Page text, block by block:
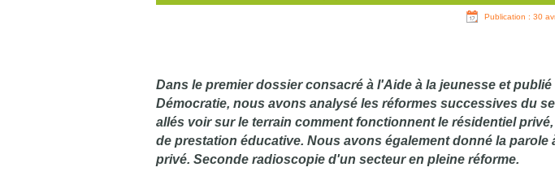
Publication : 30
Dans le premier dossier consacré à l'Aide à la jeunesse et
Démocratie, nous avons analysé les réformes successives du
allés voir sur le terrain comment fonctionnent le résidentiel
de prestation éducative. Nous avons également donné la
privé. Seconde radioscopie d'un secteur en pleine réforme.